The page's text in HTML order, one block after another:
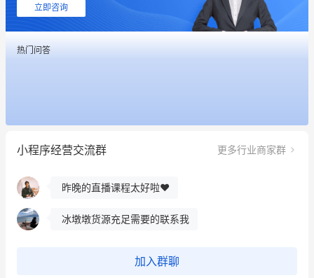
立即咨询
热门问答
小程序经营交流群 更多行业商家群
用有赞就能在微信、小红书同时经营了
餐饮也得靠私域和服务提高竞争力
昨晚的直播课程太好啦❤️
冰墩墩货源充足需要的联系我
加入群聊